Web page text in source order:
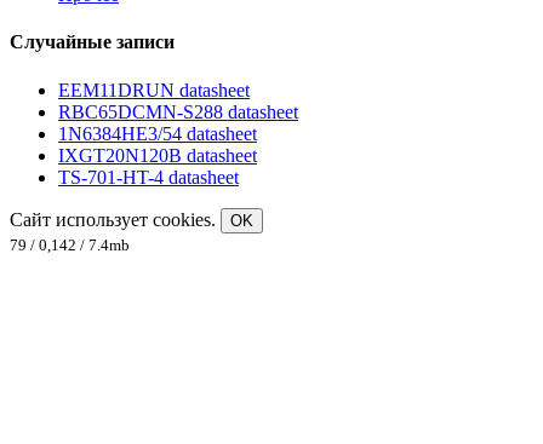
Случайные записи
EEM11DRUN datasheet
RBC65DCMN-S288 datasheet
1N6384HE3/54 datasheet
IXGT20N120B datasheet
TS-701-HT-4 datasheet
Сайт использует cookies.
OK
79 / 0,142 / 7.4mb